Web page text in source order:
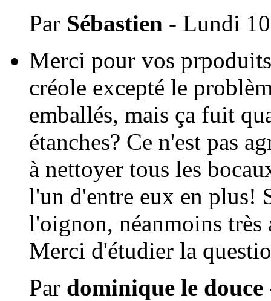
Par Sébastien - Lundi
Merci pour vos
créole excepté le
emballés, mais ça fuit
étanches? Ce n'est pas
à nettoyer tous les
l'un d'entre eux en plus!
l'oignon, néanmoins très
Merci d'étudier la
Par dominique le douce